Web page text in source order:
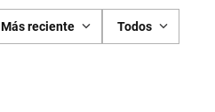
Más reciente Todos